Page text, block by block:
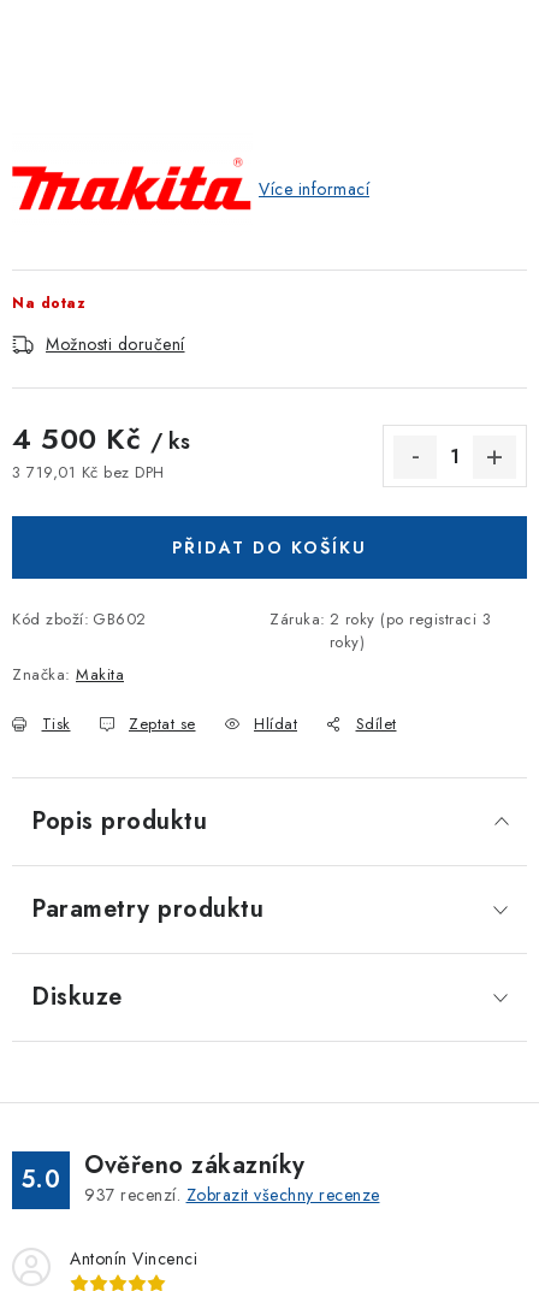
Více informací
Na dotaz
Možnosti doručení
4 500 Kč / ks
3 719,01 Kč bez DPH
PŘIDAT DO KOŠÍKU
Kód zboží: GB602 Záruka: 2 roky (po registraci 3
roky)
Značka: Makita
Tisk Zeptat se Hlídat Sdílet
Popis produktu
Parametry produktu
Diskuze
5.0 Ověřeno zákazníky
937 recenzí. Zobrazit všechny recenze
Antonín Vincenci